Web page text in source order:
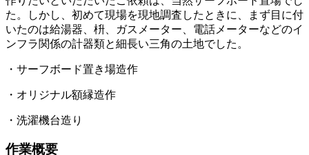
た。しかし、初めて現場を現地調査したときに、まず目に付
いたのは給湯器、枡、ガスメーター、電話メーターなどのイ
ンフラ関係の計器類と細長い三角の土地でした。
・サーフボード置き場造作
・オリジナル額縁造作
・洗濯機台造り
作業概要